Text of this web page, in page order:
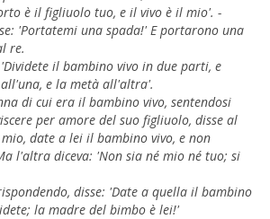
è il figliuolo tuo, e il vivo è il mio'. -
'Portatemi una spada!' E portarono una
re.
il bambino vivo in due parti, e
e la metà all'altra'.
di cui era il bambino vivo, sentendosi
per amore del suo figliuolo, disse al
date a lei il bambino vivo, e non
l'altra diceva: 'Non sia né mio né tuo; si
disse: 'Date a quella il bambino
la madre del bimbo è lei!'